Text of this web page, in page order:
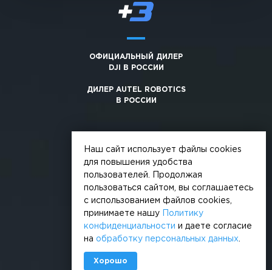
ОФИЦИАЛЬНЫЙ ДИЛЕР
DJI В РОССИИ
ДИЛЕР AUTEL ROBOTICS
В РОССИИ
© 2026, +3. Все права защищены
Обработка персональных данных
Наш сайт использует файлы cookies
для повышения удобства
пользователей. Продолжая
пользоваться сайтом, вы соглашаетесь
с использованием файлов cookies,
принимаете нашу
Политику
конфиденциальности
и даете согласие
на обработку персональных данных
Хорошо